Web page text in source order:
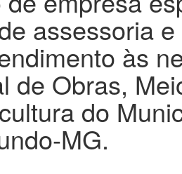
assessoria
às
de Obras,
do
MG.